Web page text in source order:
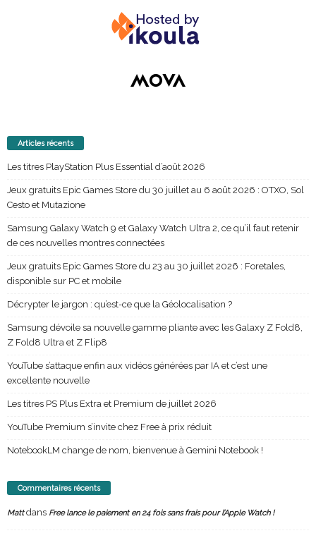
Articles récents
Les titres PlayStation Plus Essential d’août 2026
Jeux gratuits Epic Games Store du 30 juillet au 6 août 2026 : OTXO, Sol
Cesto et Mutazione
Samsung Galaxy Watch 9 et Galaxy Watch Ultra 2, ce qu’il faut retenir
de ces nouvelles montres connectées
Jeux gratuits Epic Games Store du 23 au 30 juillet 2026 : Foretales,
disponible sur PC et mobile
Décrypter le jargon : qu’est-ce que la Géolocalisation ?
Samsung dévoile sa nouvelle gamme pliante avec les Galaxy Z Fold8,
Z Fold8 Ultra et Z Flip8
YouTube s’attaque enfin aux vidéos générées par IA et c’est une
excellente nouvelle
Les titres PS Plus Extra et Premium de juillet 2026
YouTube Premium s’invite chez Free à prix réduit
NotebookLM change de nom, bienvenue à Gemini Notebook !
Commentaires récents
Mattdans Free lance le paiement en 24 fois sans frais pour l’Apple Watch !